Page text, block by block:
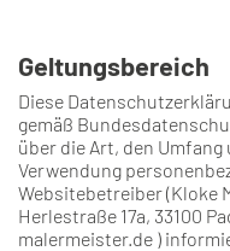
Geltungsbereich
Diese
gemäß
über die Art, den
Verwendung
Websitebetreiber (Kloke
Herlestraße 17a, 33100
malermeister.de )